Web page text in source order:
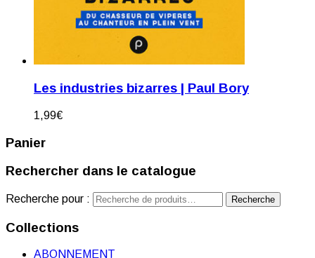
Les industries bizarres | Paul Bory
1,99€
Panier
Rechercher dans le catalogue
Recherche pour : Recherche
Collections
ABONNEMENT